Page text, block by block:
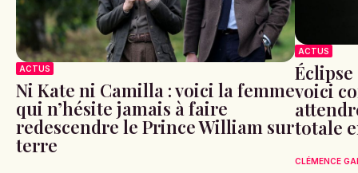
ACTUS
Ni Kate ni Camilla : voici la femme
qui n’hésite jamais à faire
redescendre le Prince William sur
terre
ACTUS
Éclipse
voici
totale
CLÉMENCE